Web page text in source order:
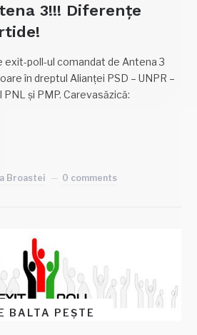
3!!! Diferențe
poll-ul comandat de Antena 3
în dreptul Alianței PSD – UNPR –
și PMP. Carevasăzică:
Broastei 0 comments
BALTA PEȘTE